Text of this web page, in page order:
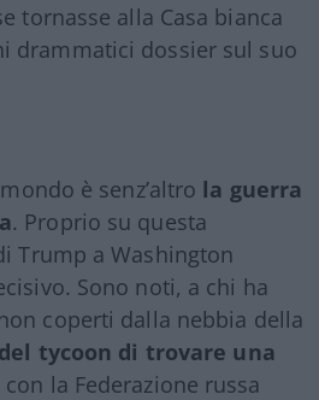
tornasse alla Casa bianca
drammatici dossier sul suo
è senz’altro la guerra
. Proprio su questa
Trump a Washington
Sono noti, a chi ha
coperti dalla nebbia della
tycoon di trovare una
con la Federazione russa